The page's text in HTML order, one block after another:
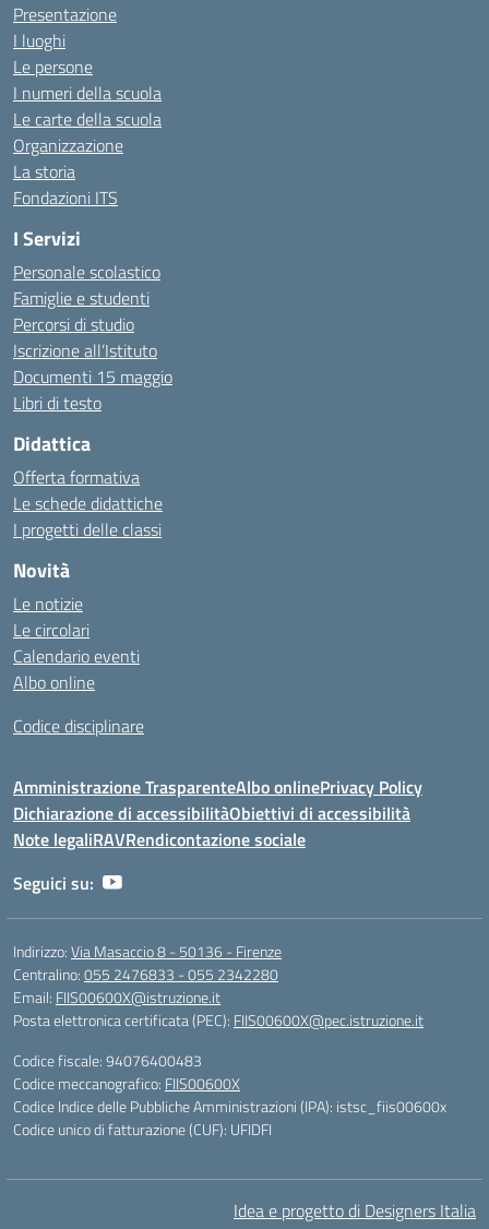
Presentazione
I luoghi
Le persone
I numeri della scuola
Le carte della scuola
Organizzazione
La storia
Fondazioni ITS
I Servizi
Personale scolastico
Famiglie e studenti
Percorsi di studio
Iscrizione all’Istituto
Documenti 15 maggio
Libri di testo
Didattica
Offerta formativa
Le schede didattiche
I progetti delle classi
Novità
Le notizie
Le circolari
Calendario eventi
Albo online
Codice disciplinare
Amministrazione TrasparenteAlbo onlinePrivacy Policy
Dichiarazione di accessibilitàObiettivi di accessibilità
Note legaliRAVRendicontazione sociale
Seguici su:
Indirizzo:Via Masaccio 8 - 50136 - Firenze
Centralino:055 2476833 - 055 2342280
Email: FIIS00600X@istruzione.it
Posta elettronica certificata (PEC): FIIS00600X@pec.istruzione.it
Codice fiscale: 94076400483
Codice meccanografico: FIIS00600X
Codice Indice delle Pubbliche Amministrazioni (IPA): istsc_fiis00600x
Codice unico di fatturazione (CUF): UFIDFI
Idea e progetto di Designers Italia